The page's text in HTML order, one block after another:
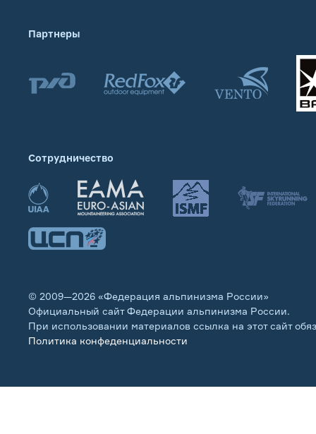
Партнеры
Сотрудничество
© 2009—2026 «Федерация альпинизма России»
Официальный сайт Федерации альпинизма России.
При использовании материалов ссылка на этот сайт
Политика конфеденциальности